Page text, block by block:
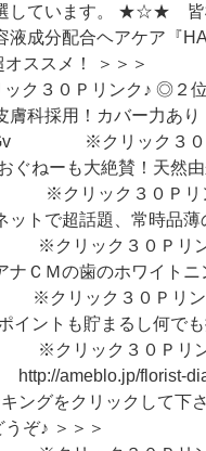
選しています。 ★☆★ 皆
分配合ヘアケア『
オススメ！ ＞＞＞
０Ｐリンク♪ ◎２位
膚科採用！カバー力あり
※クリック３０
ねーも大絶賛！天然
※クリック３０Ｐリ
トで超話題、常時品薄
※クリック３０Ｐリ
ナＣＭの歯のホワイト
※クリック３０Ｐリ
トも貯まるし何でも
クリック３０Ｐリン
＞ http://ameblo.jp/
ングをクリックして下
うぞ♪ ＞＞＞